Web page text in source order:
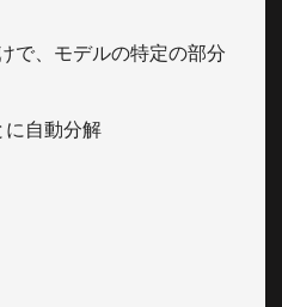
で、モデルの特定の部分
に自動分解